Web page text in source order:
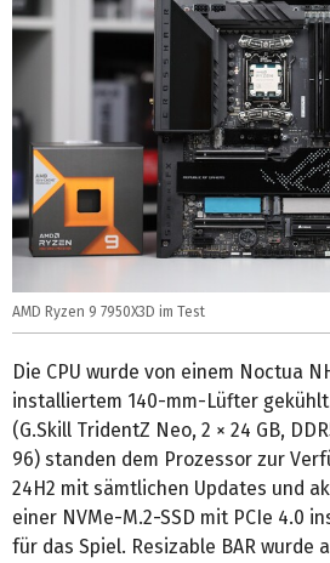
AMD Ryzen 9 7950X3D im Test
Die CPU wurde von einem Noctua
installiertem 140-mm-Lüfter
(G.Skill TridentZ Neo, 2 × 24 GB,
96) standen dem Prozessor zur
24H2 mit sämtlichen Updates und
einer NVMe-M.2-SSD mit PCIe 4.0
für das Spiel. Resizable BAR wurde